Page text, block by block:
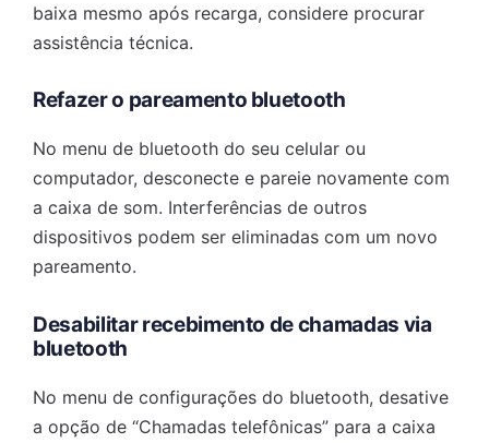
baixa mesmo após recarga, considere procurar
assistência técnica.
Refazer o pareamento bluetooth
No menu de bluetooth do seu celular ou
computador, desconecte e pareie novamente com
a caixa de som. Interferências de outros
dispositivos podem ser eliminadas com um novo
pareamento.
Desabilitar recebimento de chamadas via
bluetooth
No menu de configurações do bluetooth, desative
a opção de “Chamadas telefônicas” para a caixa